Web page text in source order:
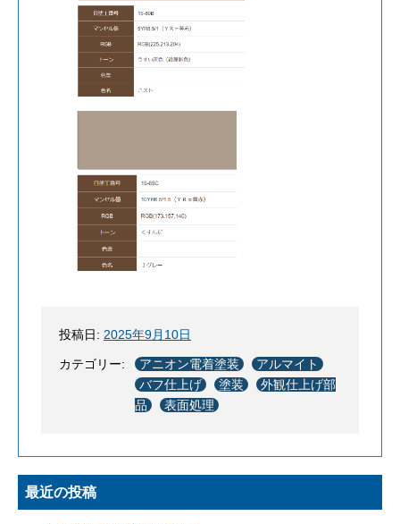
投稿日: 2025年9月10日
カテゴリー: アニオン電着塗装
アルマイト
バフ仕上げ
塗装
外観仕上げ部
品
表面処理
最近の投稿